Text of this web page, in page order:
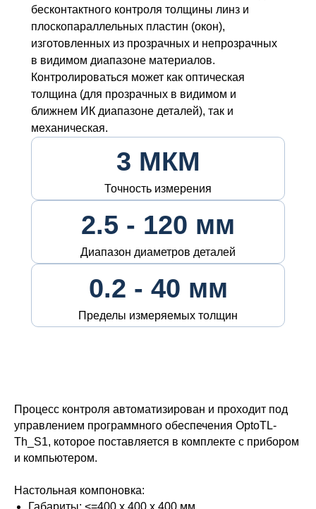
бесконтактного контроля толщины линз и
плоскопараллельных пластин (окон),
изготовленных из прозрачных и непрозрачных
в видимом диапазоне материалов.
Контролироваться может как оптическая
толщина (для прозрачных в видимом и
ближнем ИК диапазоне деталей), так и
механическая.
3 МКМ
Точность измерения
2.5 - 120 мм
Диапазон диаметров деталей
0.2 - 40 мм
Пределы измеряемых толщин
Процесс контроля автоматизирован и проходит под
управлением программного обеспечения OptoTL-
Th_S1, которое поставляется в комплекте с прибором
и компьютером.
Настольная компоновка: